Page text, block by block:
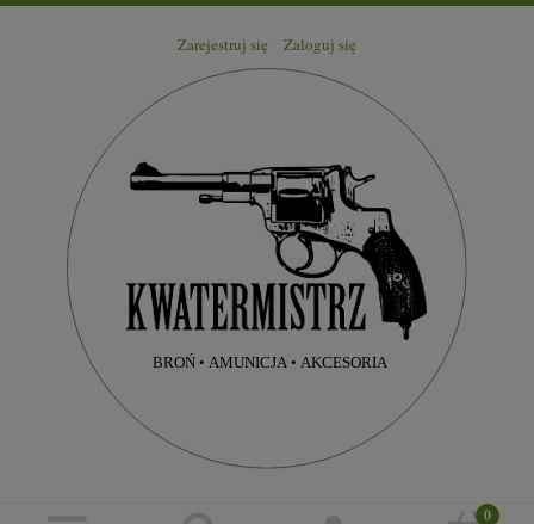
Zarejestruj się Zaloguj się